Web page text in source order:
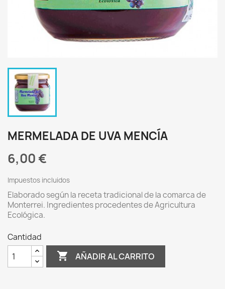
MERMELADA DE UVA MENCÍA
6,00 €
Impuestos incluidos
Elaborado según la receta tradicional de la comarca de
Monterrei. Ingredientes procedentes de Agricultura
Ecológica.
Cantidad
 AÑADIR AL CARRITO